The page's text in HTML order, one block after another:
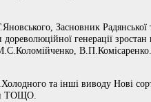
Засновник Радянської
генерації зростан
та інші виводу Нові
ТОЩО.